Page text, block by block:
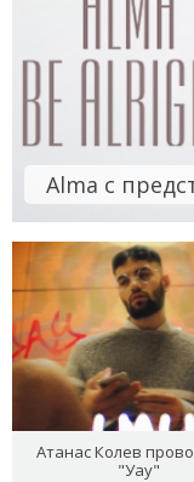
Alma с
Атанас Колев
"Уау"